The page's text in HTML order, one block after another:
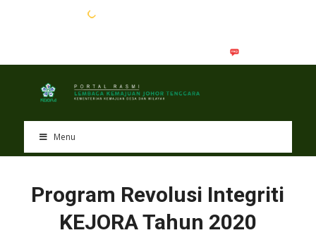
Menu
Program Revolusi Integriti
KEJORA Tahun 2020